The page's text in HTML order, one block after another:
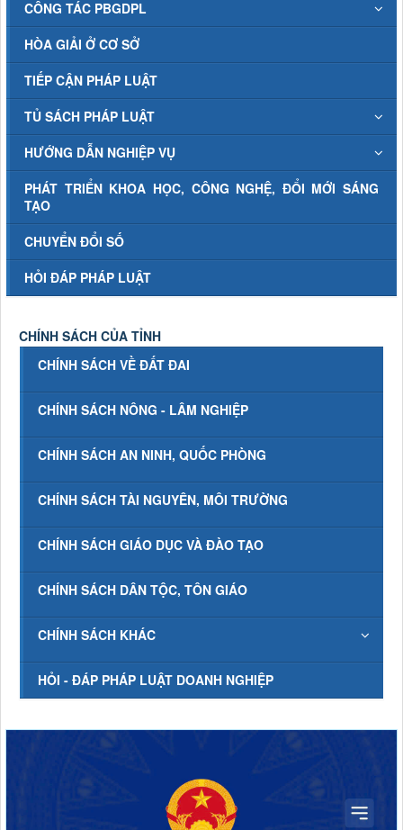
CÔNG TÁC PBGDPL
HÒA GIẢI Ở CƠ SỞ
TIẾP CẬN PHÁP LUẬT
TỦ SÁCH PHÁP LUẬT
HƯỚNG DẪN NGHIỆP VỤ
PHÁT TRIỂN KHOA HỌC, CÔNG NGHỆ, ĐỔI MỚI SÁNG
TẠO
CHUYỂN ĐỔI SỐ
HỎI ĐÁP PHÁP LUẬT
CHÍNH SÁCH CỦA TỈNH
CHÍNH SÁCH VỀ ĐẤT ĐAI
CHÍNH SÁCH NÔNG - LÂM NGHIỆP
CHÍNH SÁCH AN NINH, QUỐC PHÒNG
CHÍNH SÁCH TÀI NGUYÊN, MÔI TRƯỜNG
CHÍNH SÁCH GIÁO DỤC VÀ ĐÀO TẠO
CHÍNH SÁCH DÂN TỘC, TÔN GIÁO
CHÍNH SÁCH KHÁC
HỎI - ĐÁP PHÁP LUẬT DOANH NGHIỆP